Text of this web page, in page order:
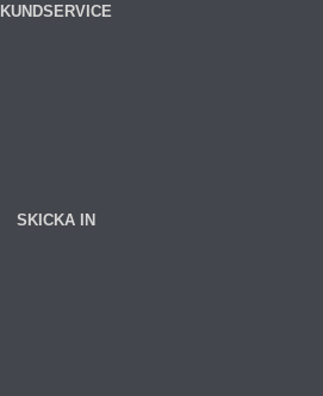
KUNDSERVICE
SKICKA IN